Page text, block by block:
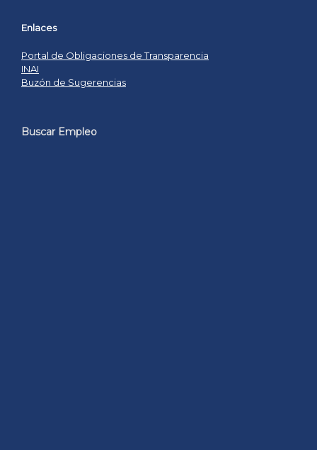
Enlaces
Portal de Obligaciones de Transparencia
INAI
Buzón de Sugerencias
Buscar Empleo